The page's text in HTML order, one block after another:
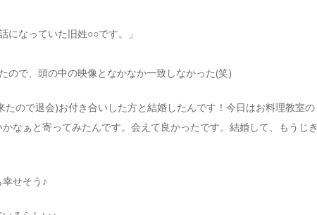
になっていた旧姓○○です。」
ので、頭の中の映像となかなか一致しなかった(笑)
たので退会)お付き合いした方と結婚したんです！今日はお料理教室の
なぁと寄ってみたんです。会えて良かったです。結婚して、もうじき
せそう♪